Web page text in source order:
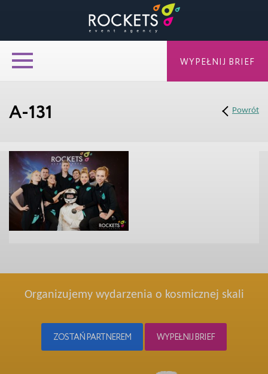
A-131 Powrót
Organizujemy wydarzenia o kosmicznej skali
ZOSTAŃ PARTNEREM WYPEŁNIJ BRIEF
WYPEŁNIJ BRIEF